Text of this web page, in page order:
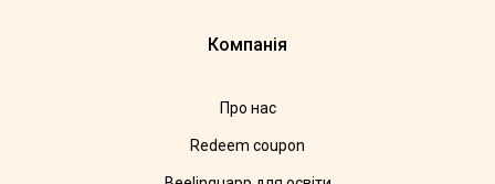
Компанія
Про нас
Redeem coupon